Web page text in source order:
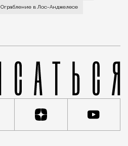
Ограбление в Лос-Анджелесе